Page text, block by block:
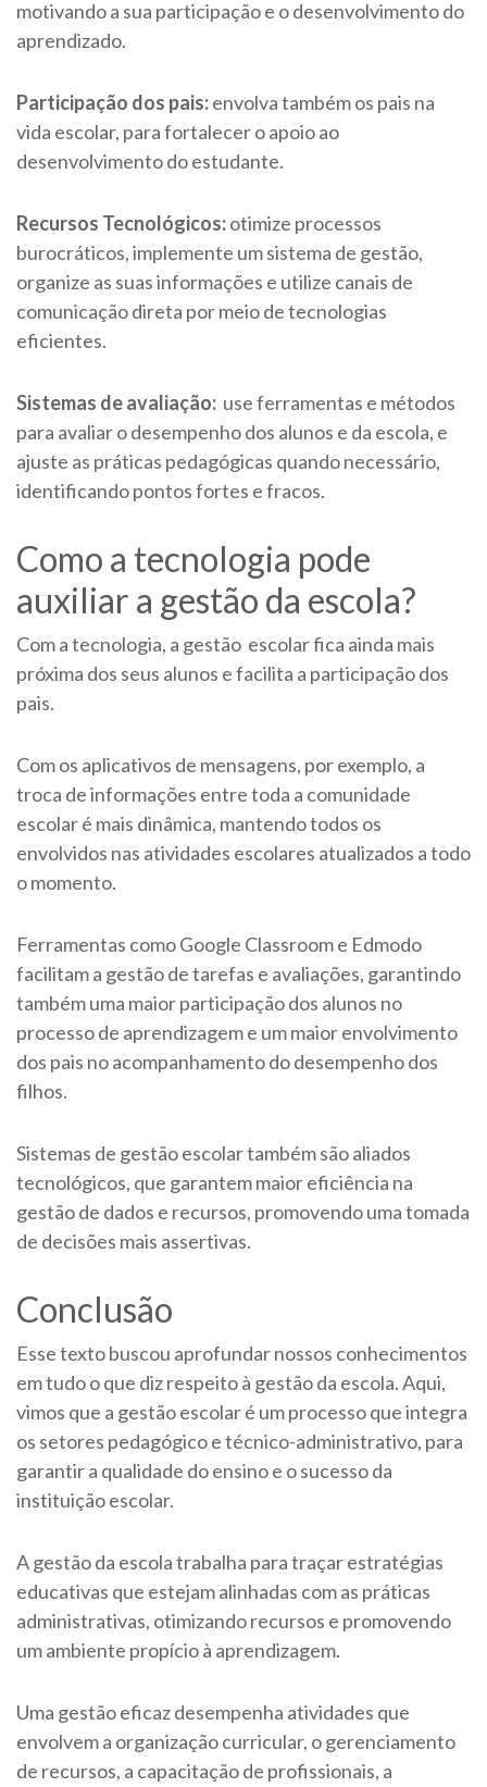
motivando a sua participação e o desenvolvimento do
aprendizado.
Participação dos pais:envolva também os pais na
vida escolar, para fortalecer o apoio ao
desenvolvimento do estudante.
Recursos Tecnológicos:otimize processos
burocráticos, implemente um sistema de gestão,
organize as suas informações e utilize canais de
comunicação direta por meio de tecnologias
eficientes.
Sistemas de avaliação: use ferramentas e métodos
para avaliar o desempenho dos alunos e da escola, e
ajuste as práticas pedagógicas quando necessário,
identificando pontos fortes e fracos.
Como a tecnologia pode
auxiliar a gestão da escola?
Com a tecnologia, a gestão escolar fica ainda mais
próxima dos seus alunos e facilita a participação dos
pais.
Com os aplicativos de mensagens, por exemplo, a
troca de informações entre toda a comunidade
escolar é mais dinâmica, mantendo todos os
envolvidos nas atividades escolares atualizados a todo
o momento.
Ferramentas como Google Classroom e Edmodo
facilitam a gestão de tarefas e avaliações, garantindo
também uma maior participação dos alunos no
processo de aprendizagem e um maior envolvimento
dos pais no acompanhamento do desempenho dos
filhos.
Sistemas de gestão escolar também são aliados
tecnológicos, que garantem maior eficiência na
gestão de dados e recursos, promovendo uma tomada
de decisões mais assertivas.
Conclusão
Esse texto buscou aprofundar nossos conhecimentos
em tudo o que diz respeito à gestão da escola. Aqui,
vimos que a gestão escolar é um processo que integra
os setores pedagógico e técnico-administrativo, para
garantir a qualidade do ensino e o sucesso da
instituição escolar.
A gestão da escola trabalha para traçar estratégias
educativas que estejam alinhadas com as práticas
administrativas, otimizando recursos e promovendo
um ambiente propício à aprendizagem.
Uma gestão eficaz desempenha atividades que
envolvem a organização curricular, o gerenciamento
de recursos, a capacitação de profissionais, a